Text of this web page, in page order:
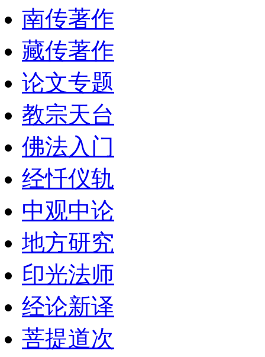
南传著作
藏传著作
论文专题
教宗天台
佛法入门
经忏仪轨
中观中论
地方研究
印光法师
经论新译
菩提道次